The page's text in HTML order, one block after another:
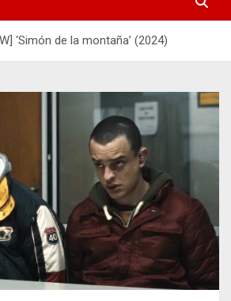
‘Simón de la montaña’ (2024)